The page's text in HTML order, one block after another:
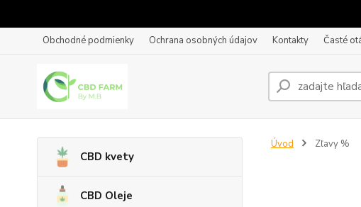
Obchodné podmienky Ochrana osobných údajov Kontakty Časté
CBD kvety
CBD Oleje
Úvod Zľavy %